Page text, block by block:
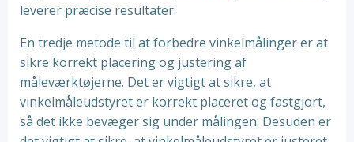
leverer præcise resultater.
En tredje metode til at forbedre vinkelmålinger er at
sikre korrekt placering og justering af
måleværktøjerne. Det er vigtigt at sikre, at
vinkelmåleudstyret er korrekt placeret og fastgjort,
så det ikke bevæger sig under målingen. Desuden er